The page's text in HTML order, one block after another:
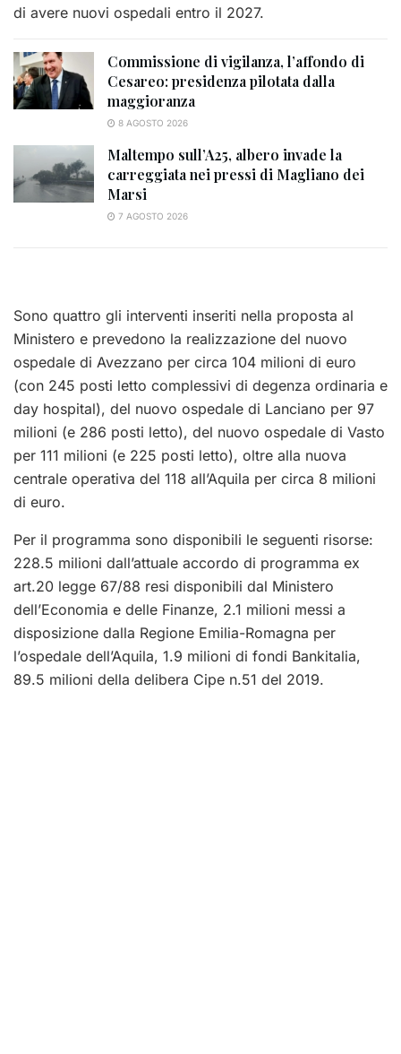
di avere nuovi ospedali entro il 2027.
Commissione di vigilanza, l’affondo di
Cesareo: presidenza pilotata dalla
maggioranza
8 AGOSTO 2026
Maltempo sull’A25, albero invade la
carreggiata nei pressi di Magliano dei
Marsi
7 AGOSTO 2026
Sono quattro gli interventi inseriti nella proposta al
Ministero e prevedono la realizzazione del nuovo
ospedale di Avezzano per circa 104 milioni di euro
(con 245 posti letto complessivi di degenza ordinaria e
day hospital), del nuovo ospedale di Lanciano per 97
milioni (e 286 posti letto), del nuovo ospedale di Vasto
per 111 milioni (e 225 posti letto), oltre alla nuova
centrale operativa del 118 all’Aquila per circa 8 milioni
di euro.
Per il programma sono disponibili le seguenti risorse:
228.5 milioni dall’attuale accordo di programma ex
art.20 legge 67/88 resi disponibili dal Ministero
dell’Economia e delle Finanze, 2.1 milioni messi a
disposizione dalla Regione Emilia-Romagna per
l’ospedale dell’Aquila, 1.9 milioni di fondi Bankitalia,
89.5 milioni della delibera Cipe n.51 del 2019.